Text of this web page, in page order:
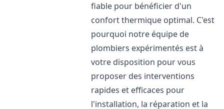
fiable pour bénéficier d'un
confort thermique optimal. C'est
pourquoi notre équipe de
plombiers expérimentés est à
votre disposition pour vous
proposer des interventions
rapides et efficaces pour
l'installation, la réparation et la